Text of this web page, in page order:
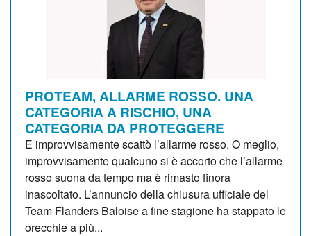
PROTEAM, ALLARME ROSSO. UNA
CATEGORIA A RISCHIO, UNA
CATEGORIA DA PROTEGGERE
E improvvisamente scattò l’allarme rosso. O meglio,
improvvisamente qualcuno si è accorto che l’allarme
rosso suona da tempo ma è rimasto finora
inascoltato. L’annuncio della chiusura ufficiale del
Team Flanders Baloise a fine stagione ha stappato le
orecchie a più...